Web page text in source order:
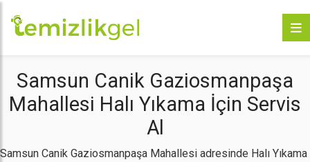
Samsun Canik Gaziosmanpaşa
Mahallesi Halı Yıkama İçin Servis
Al
Samsun Canik Gaziosmanpaşa Mahallesi adresinde Halı Yıkama